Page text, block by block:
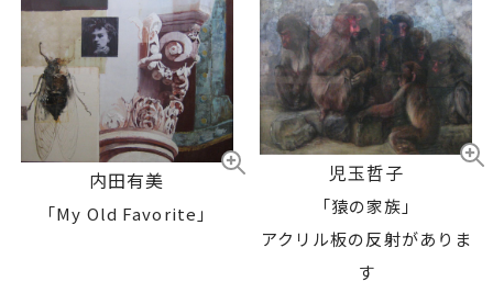
内田有美
「My Old Favorite」
児玉哲子
「猿の家族」
アクリル板の反射がありま
す